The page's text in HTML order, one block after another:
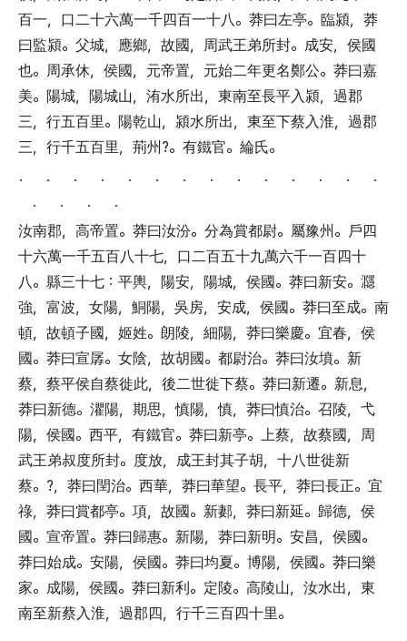
百一， 口二十六萬一千四百一十八。 莽曰左亭。 臨潁， 莽
曰監潁。 父城， 應鄉， 故國， 周武王弟所封。 成安， 侯國
也。 周承休， 侯國， 元帝置， 元始二年更名鄭公。 莽曰嘉
美。 陽城， 陽城山， 洧水所出， 東南至長平入潁， 過郡
三， 行五百里。 陽乾山， 潁水所出， 東至下蔡入淮， 過郡
三， 行千五百里， 荊州?。 有鐵官。 綸氏。
． ． ． ． ． ． ． ． ． ． ． ． ． ．
． ． ． ．
汝南郡， 高帝置。 莽曰汝汾。 分為賞都尉。 屬豫州 。 戶四
十六萬一千五百八十七， 口二百五十九萬六千一百四十
八。 縣三十七 ： 平輿， 陽安， 陽城， 侯國。 莽曰新安。 㶏
強， 富波， 女陽， 鮦陽， 吳房， 安成， 侯國。 莽曰至成。 南
頓， 故頓子國， 姬姓。 朗陵， 細陽， 莽曰樂慶。 宜春， 侯
國。 莽曰宣孱。 女陰， 故胡國。 都尉治。 莽曰汝墳。 新
蔡， 蔡平侯自蔡徙此， 後二世徙下蔡。 莽曰新遷。 新息，
莽曰新德。 灈陽， 期思，慎陽，慎， 莽曰慎治。 召陵， 弋
陽， 侯國。 西平， 有鐵官。 莽曰新亭。 上蔡， 故蔡國， 周
武王弟叔度所封。 度放， 成王封其子胡， 十八世徙新
蔡。 ?， 莽曰閏治。 西華， 莽曰華望。 長平， 莽曰長正。 宜
祿， 莽曰賞都亭。 項， 故國。 新郪， 莽曰新延。 歸德， 侯
國。 宣帝置。 莽曰歸惠。 新陽， 莽曰新明。 安昌， 侯國。
莽曰始成。 安陽， 侯國。 莽曰均夏。 博陽， 侯國。 莽曰樂
家。 成陽， 侯國。 莽曰新利。 定陵。 高陵山， 汝水出， 東
南至新蔡入淮， 過郡四， 行千三百四十里。